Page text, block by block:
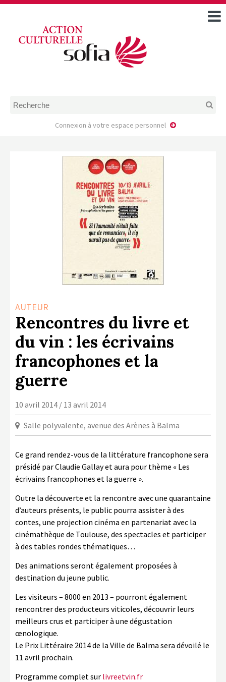
DOSSIERS DE DEMANDE
MODÈLE D’ACCORD DE
PRIVÉE
CONTACTS
Connexion à votre espace personnel
AUTEUR
Rencontres du livre et
du vin : les écrivains
francophones et la
guerre
10 avril 2014 / 13 avril 2014
Salle polyvalente, avenue des Arènes à Balma
Ce grand rendez-vous de la littérature francophone sera
présidé par Claudie Gallay et aura pour thème « Les
écrivains francophones et la guerre ».
Outre la découverte et la rencontre avec une quarantaine
d’auteurs présents, le public pourra assister à des
contes, une projection cinéma en partenariat avec la
cinémathèque de Toulouse, des spectacles et participer
à des tables rondes thématiques…
Des animations seront également proposées à
destination du jeune public.
Les visiteurs – 8000 en 2013 – pourront également
rencontrer des producteurs viticoles, découvrir leurs
meilleurs crus et participer à une dégustation
œnologique.
Le Prix Littéraire 2014 de la Ville de Balma sera dévoilé le
11 avril prochain.
Programme complet sur livreetvin.fr